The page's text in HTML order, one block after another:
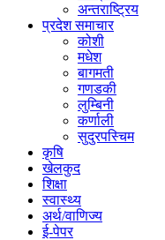
अन्तराष्ट्रिय
प्रदेश समाचार
कोशी
मधेश
बागमती
गणडकी
लुम्बिनी
कर्णाली
सुदुरपस्चिम
कृषि
खेलकुद
शिक्षा
स्वास्थ्य
अर्थ/वाणिज्य
ई-पेपर